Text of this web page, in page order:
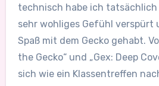
technisch habe ich
sehr wohliges Gefühl verspürt
Spaß mit dem Gecko gehabt.
the Gecko“ und „Gex: Deep
sich wie ein Klassentreffen